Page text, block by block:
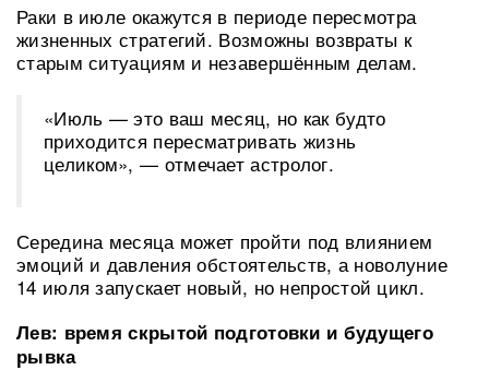
Раки в июле окажутся в периоде пересмотра
жизненных стратегий. Возможны возвраты к
старым ситуациям и незавершённым делам.
«Июль — это ваш месяц, но как будто
приходится пересматривать жизнь
целиком», — отмечает астролог.
Середина месяца может пройти под влиянием
эмоций и давления обстоятельств, а новолуние
14 июля запускает новый, но непростой цикл.
Лев: время скрытой подготовки и будущего
рывка